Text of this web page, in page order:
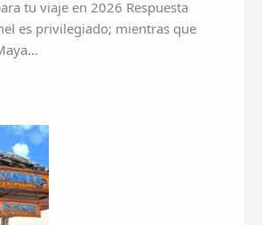
tu viaje en 2026 Respuesta
es privilegiado; mientras que